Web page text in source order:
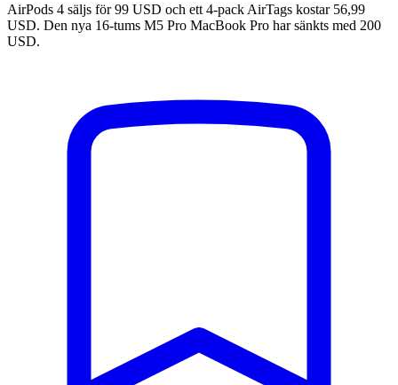
AirPods 4 säljs för 99 USD och ett 4-pack AirTags kostar 56,99
USD. Den nya 16-tums M5 Pro MacBook Pro har sänkts med 200
USD.